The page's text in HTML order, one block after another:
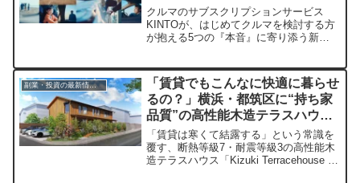
いカタチ
クルマのサブスクリプションサービス
KINTOが、はじめてクルマを検討する方
が抱える5つの『本音』に寄り添う新
解消し、安心で手軽なカーライフを提案
するKINTOの魅力をご紹介します。
副業・投資の最新情報まとめ
「賃貸でもこんなに快適に暮らせ
るの？」横浜・都筑区に“持ち家
品質”の高性能木造テラスハウス
第2弾が誕生！
「賃貸は寒くて結露する」という常識を
覆す、断熱等級7・耐震等級3の高性能木
造テラスハウス「Kizuki Terracehouse 川